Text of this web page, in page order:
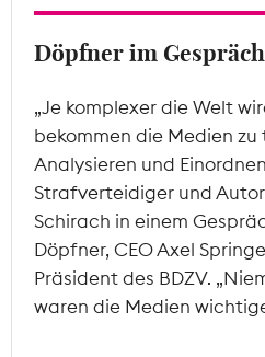
Mitgliederbereich
Döpfner im
„Je komplexer die Welt
bekommen die Medien
Analysieren und
Strafverteidiger und
Schirach in einem
Döpfner, CEO Axel
Präsident des BDZV.
waren die Medien